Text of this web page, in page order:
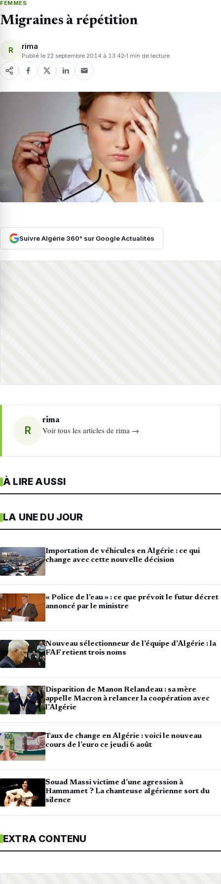
FEMMES
Migraines à répétition
R rima
Publié le 22 septembre 2014 à 13:42 1 min de lecture
Suivre Algérie 360° sur Google Actualités
R
rima
Voir tous les articles de rima →
À LIRE AUSSI
LA UNE DU JOUR
Importation de véhicules en Algérie : ce qui
change avec cette nouvelle décision
« Police de l’eau » : ce que prévoit le futur décret
annoncé par le ministre
Nouveau sélectionneur de l’équipe d’Algérie : la
FAF retient trois noms
Disparition de Manon Relandeau : sa mère
appelle Macron à relancer la coopération avec
l’Algérie
Taux de change en Algérie : voici le nouveau
cours de l’euro ce jeudi 6 août
Souad Massi victime d’une agression à
Hammamet ? La chanteuse algérienne sort du
silence
EXTRA CONTENU